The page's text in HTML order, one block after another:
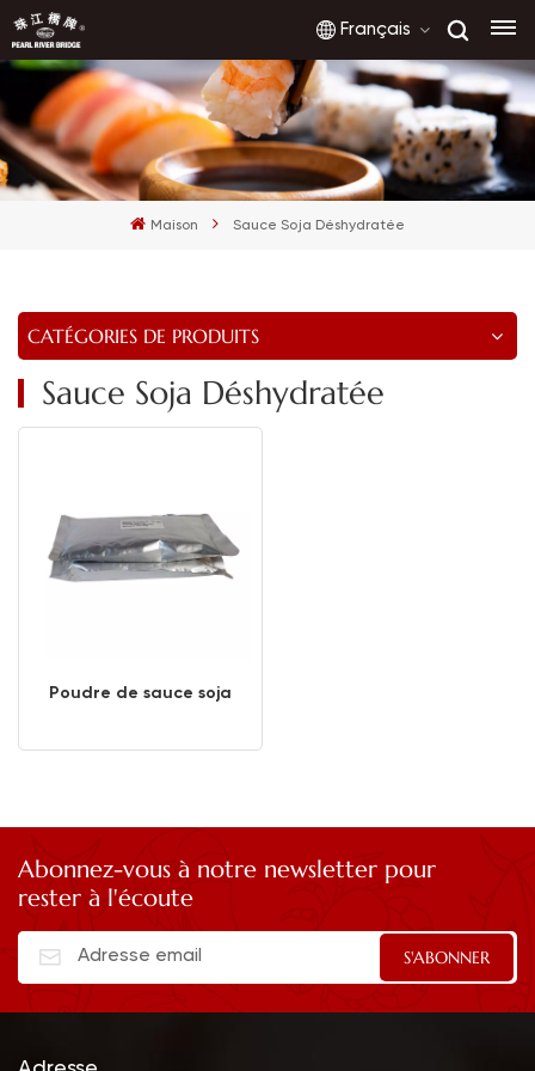
Français
English
français
Maison Sauce Soja Déshydratée
CATÉGORIES DE PRODUITS
Sauce Soja Déshydratée
Poudre de sauce soja
Abonnez-vous à notre newsletter pour
rester à l'écoute